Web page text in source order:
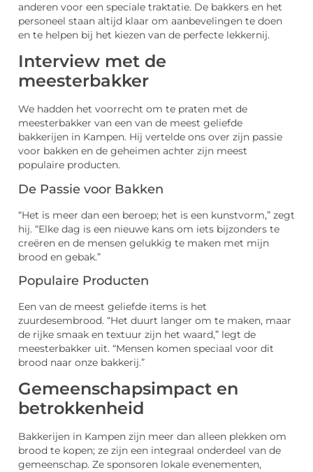
anderen voor een speciale traktatie. De bakkers en het
personeel staan altijd klaar om aanbevelingen te doen
en te helpen bij het kiezen van de perfecte lekkernij.
Interview met de
meesterbakker
We hadden het voorrecht om te praten met de
meesterbakker van een van de meest geliefde
bakkerijen in Kampen. Hij vertelde ons over zijn passie
voor bakken en de geheimen achter zijn meest
populaire producten.
De Passie voor Bakken
“Het is meer dan een beroep; het is een kunstvorm,” zegt
hij. “Elke dag is een nieuwe kans om iets bijzonders te
creëren en de mensen gelukkig te maken met mijn
brood en gebak.”
Populaire Producten
Een van de meest geliefde items is het
zuurdesembrood. “Het duurt langer om te maken, maar
de rijke smaak en textuur zijn het waard,” legt de
meesterbakker uit. “Mensen komen speciaal voor dit
brood naar onze bakkerij.”
Gemeenschapsimpact en
betrokkenheid
Bakkerijen in Kampen zijn meer dan alleen plekken om
brood te kopen; ze zijn een integraal onderdeel van de
gemeenschap. Ze sponsoren lokale evenementen,